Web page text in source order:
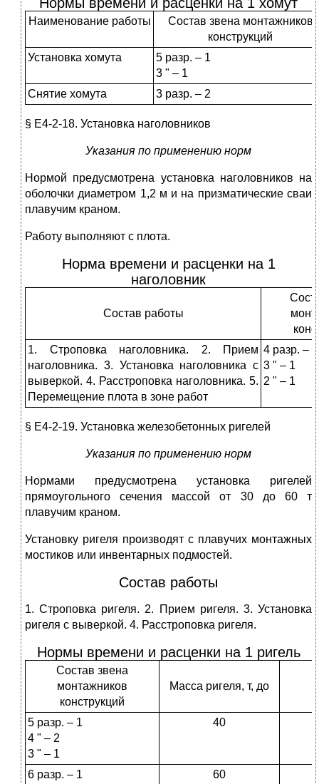
Наименование работы
Состав звена монтажников
конструкций
Установка хомута
5 разр. – 1
3 " – 1
Снятие хомута
3 разр. – 2
§ Е4-2-18. Установка наголовников
Указания по применению норм
Нормой предусмотрена установка наголовников на
оболочки диаметром 1,2 м и на призматические сваи
плавучим краном.
Работу выполняют с плота.
Норма времени и расценки на 1
наголовник
Состав работы
1. Строповка наголовника. 2. Прием
наголовника. 3. Установка наголовника с
выверкой. 4. Расстроповка наголовника. 5.
Перемещение плота в зоне работ
4 разр. – 1
3 " – 1
2 " – 1
§ Е4-2-19. Установка железобетонных ригелей
Указания по применению норм
Нормами предусмотрена установка ригелей
прямоугольного сечения массой от 30 до 60 т
плавучим краном.
Установку ригеля производят с плавучих монтажных
мостиков или инвентарных подмостей.
Состав работы
1. Строповка ригеля. 2. Прием ригеля. 3. Установка
ригеля с выверкой. 4. Расстроповка ригеля.
Нормы времени и расценки на 1 ригель
Состав звена
монтажников
конструкций
Масса ригеля, т, до
5 разр. – 1
4 " – 2
3 " – 1
40
6 разр. – 1
60